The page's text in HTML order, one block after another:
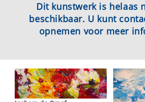
Dit kunstwerk is helaas
beschikbaar. U kunt
opnemen voor meer